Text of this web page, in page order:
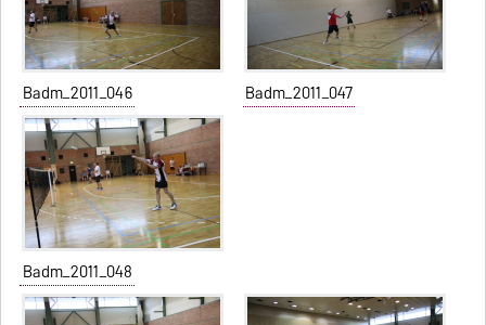
Badm_2011_046 Badm_2011_047
Badm_2011_048